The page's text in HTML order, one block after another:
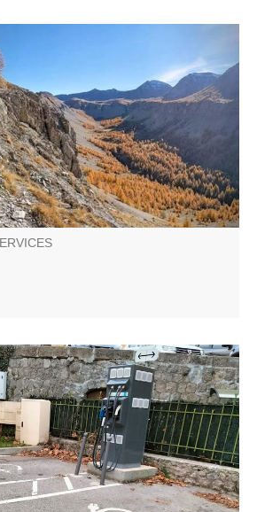
en montagne
des bornes de recharge accélérées et
sont accessibles avec ou sans